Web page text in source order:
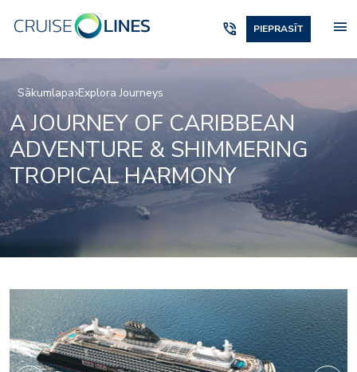
phone_in_talk PIEPRASĪT menu
Sākumlapa Explora Journeys
A JOURNEY OF CARIBBEAN
ADVENTURE & SHIMMERING
TROPICAL HARMONY
Lobby_01_1